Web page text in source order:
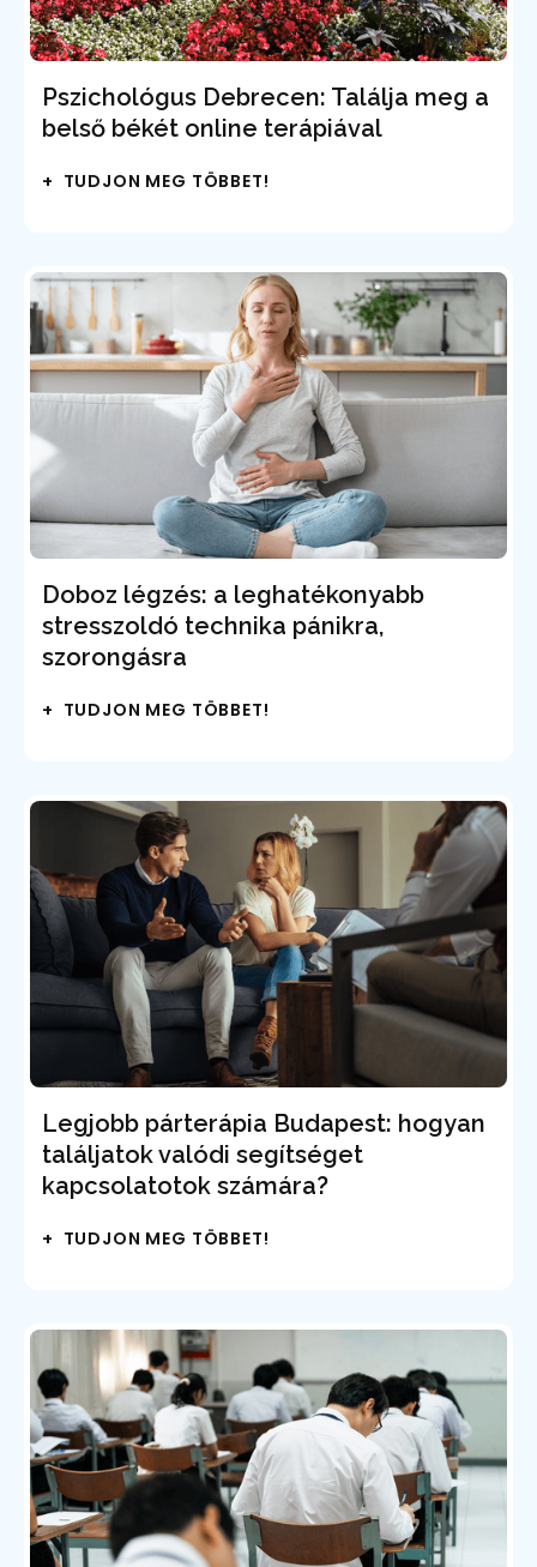
Pszichológus Debrecen: Találja meg a
belső békét online terápiával
+ TUDJON MEG TÖBBET!
Doboz légzés: a leghatékonyabb
stresszoldó technika pánikra,
szorongásra
+ TUDJON MEG TÖBBET!
Legjobb párterápia Budapest: hogyan
találjatok valódi segítséget
kapcsolatotok számára?
+ TUDJON MEG TÖBBET!